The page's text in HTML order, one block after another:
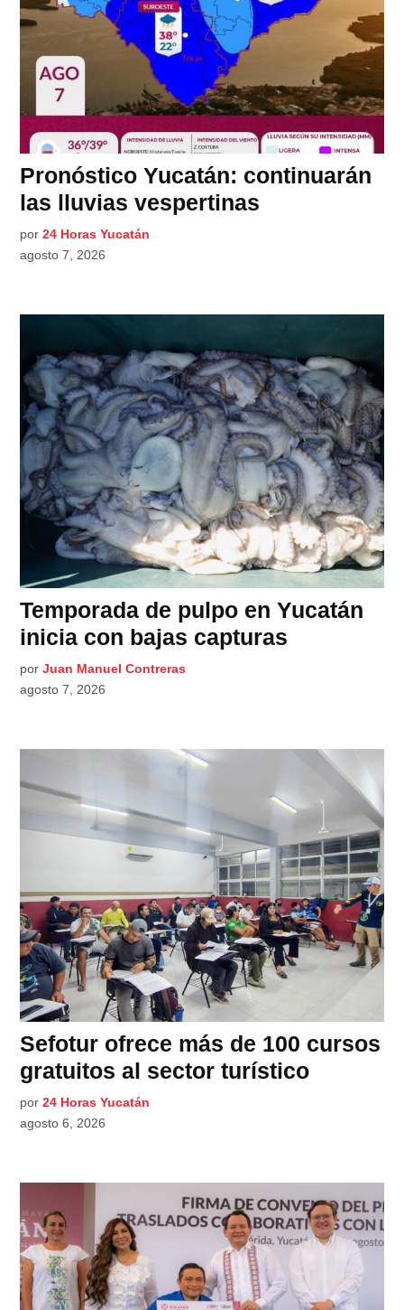
Pronóstico Yucatán: continuarán
las lluvias vespertinas
por 24 Horas Yucatán
agosto 7, 2026
Temporada de pulpo en Yucatán
inicia con bajas capturas
por Juan Manuel Contreras
agosto 7, 2026
Sefotur ofrece más de 100 cursos
gratuitos al sector turístico
por 24 Horas Yucatán
agosto 6, 2026